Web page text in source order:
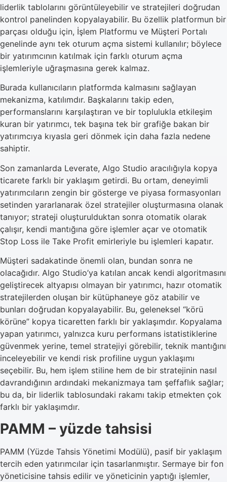
liderlik tablolarını görüntüleyebilir ve stratejileri doğrudan
kontrol panelinden kopyalayabilir. Bu özellik platformun bir
parçası olduğu için, İşlem Platformu ve Müşteri Portalı
genelinde aynı tek oturum açma sistemi kullanılır; böylece
bir yatırımcının katılmak için farklı oturum açma
işlemleriyle uğraşmasına gerek kalmaz.
Burada kullanıcıların platformda kalmasını sağlayan
mekanizma, katılımdır. Başkalarını takip eden,
performanslarını karşılaştıran ve bir toplulukla etkileşim
kuran bir yatırımcı, tek başına tek bir grafiğe bakan bir
yatırımcıya kıyasla geri dönmek için daha fazla nedene
sahiptir.
Son zamanlarda Leverate, Algo Studio aracılığıyla kopya
ticarete farklı bir yaklaşım getirdi. Bu ortam, deneyimli
yatırımcıların zengin bir gösterge ve piyasa formasyonları
setinden yararlanarak özel stratejiler oluşturmasına olanak
tanıyor; strateji oluşturulduktan sonra otomatik olarak
çalışır, kendi mantığına göre işlemler açar ve otomatik
Stop Loss ile Take Profit emirleriyle bu işlemleri kapatır.
Müşteri sadakatinde önemli olan, bundan sonra ne
olacağıdır. Algo Studio’ya katılan ancak kendi algoritmasını
geliştirecek altyapısı olmayan bir yatırımcı, hazır otomatik
stratejilerden oluşan bir kütüphaneye göz atabilir ve
bunları doğrudan kopyalayabilir. Bu, geleneksel “körü
körüne” kopya ticaretten farklı bir yaklaşımdır. Kopyalama
yapan yatırımcı, yalnızca kuru performans istatistiklerine
güvenmek yerine, temel stratejiyi görebilir, teknik mantığını
inceleyebilir ve kendi risk profiline uygun yaklaşımı
seçebilir. Bu, hem işlem stiline hem de bir stratejinin nasıl
davrandığının ardındaki mekanizmaya tam şeffaflık sağlar;
bu da, bir liderlik tablosundaki rakamı takip etmekten çok
farklı bir yaklaşımdır.
PAMM – yüzde tahsisi
PAMM (Yüzde Tahsis Yönetimi Modülü), pasif bir yaklaşım
tercih eden yatırımcılar için tasarlanmıştır. Sermaye bir fon
yöneticisine tahsis edilir ve yöneticinin yaptığı işlemler,